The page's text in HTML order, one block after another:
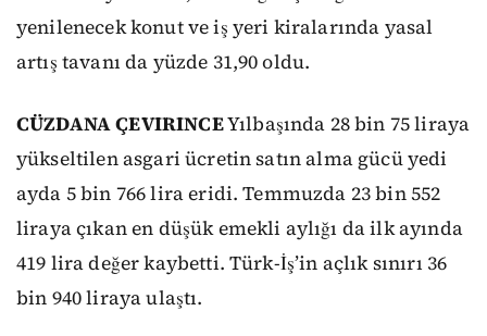
yenilenecek konut ve iş yeri kiralarında yasal
artış tavanı da yüzde 31,90 oldu.
CÜZDANA ÇEVIRINCEYılbaşında 28 bin 75 liraya
yükseltilen asgari ücretin satın alma gücü yedi
ayda 5 bin 766 lira eridi. Temmuzda 23 bin 552
liraya çıkan en düşük emekli aylığı da ilk ayında
419 lira değer kaybetti. Türk-İş’in açlık sınırı 36
bin 940 liraya ulaştı.